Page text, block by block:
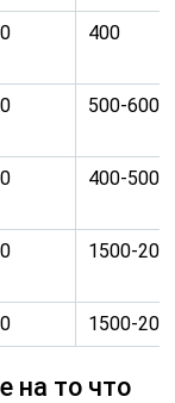
400
500-600
400-500
1500-
1500-
на то что